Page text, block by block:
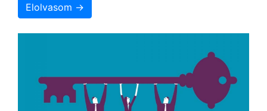
Elolvasom →